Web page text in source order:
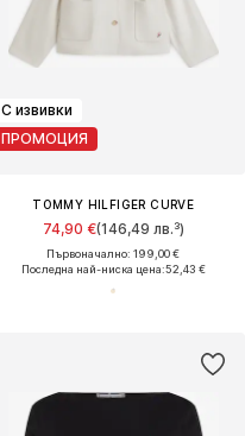
С извивки
ПРОМОЦИЯ
TOMMY HILFIGER CURVE
74,90 €(146,49 лв.³)
Първоначално: 199,00 €
Последна най-ниска цена:52,43 €